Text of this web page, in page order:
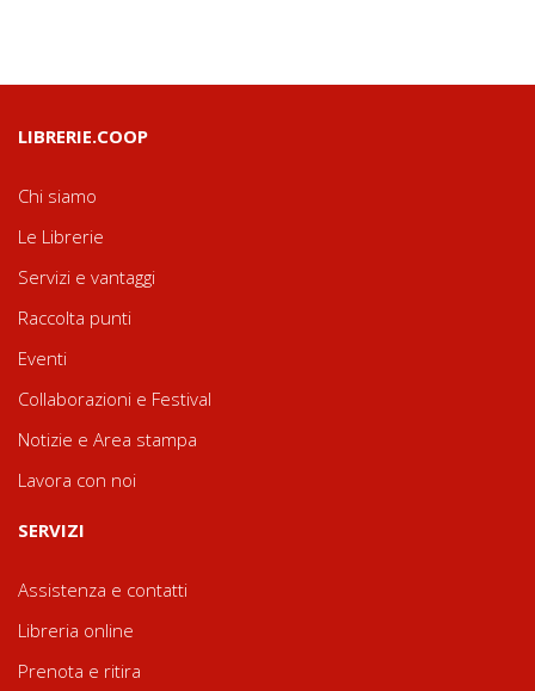
LIBRERIE.COOP
Chi siamo
Le Librerie
Servizi e vantaggi
Raccolta punti
Eventi
Collaborazioni e Festival
Notizie e Area stampa
Lavora con noi
SERVIZI
Assistenza e contatti
Libreria online
Prenota e ritira